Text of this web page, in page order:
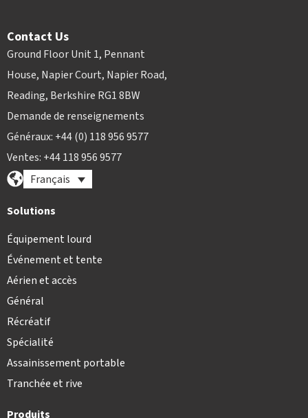
Contact Us
Ground Floor Unit 1, Pennant
House, Napier Court, Napier Road,
Reading, Berkshire RG1 8BW
Demande de renseignements
Généraux: +44 (0) 118 956 9577
Ventes: +44 118 956 9577
Français
Solutions
Équipement lourd
Événement et tente
Aérien et accès
Général
Récréatif
Spécialité
Assainissement portable
Tranchée et rive
Produits